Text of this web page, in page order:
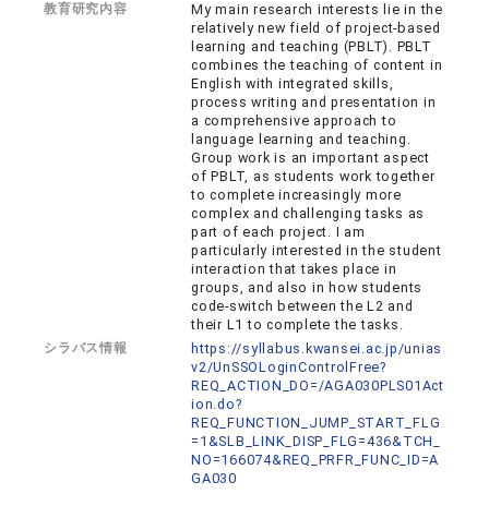
教育研究内容
My main research interests lie in the
relatively new field of project-based
learning and teaching (PBLT). PBLT
combines the teaching of content in
English with integrated skills,
process writing and presentation in
a comprehensive approach to
language learning and teaching.
Group work is an important aspect
of PBLT, as students work together
to complete increasingly more
complex and challenging tasks as
part of each project. I am
particularly interested in the student
interaction that takes place in
groups, and also in how students
code-switch between the L2 and
their L1 to complete the tasks.
シラバス情報
https://syllabus.kwansei.ac.jp/unias
v2/UnSSOLoginControlFree?
REQ_ACTION_DO=/AGA030PLS01Act
ion.do?
REQ_FUNCTION_JUMP_START_FLG
=1&SLB_LINK_DISP_FLG=436&TCH_
NO=166074&REQ_PRFR_FUNC_ID=A
GA030